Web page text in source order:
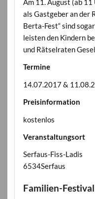
Am 11. August (ab
als Gastgeber an der
Berta-Fest“ sind
leisten den Kindern
und Rätselraten
Termine
14.07.2017 &
Preisinformation
kostenlos
Veranstaltungsort
Serfaus-Fiss-Ladis
6534Serfaus
Familien-